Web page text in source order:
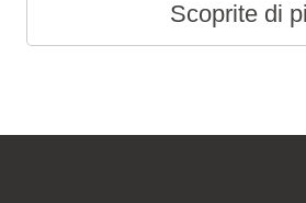
Scoprite di